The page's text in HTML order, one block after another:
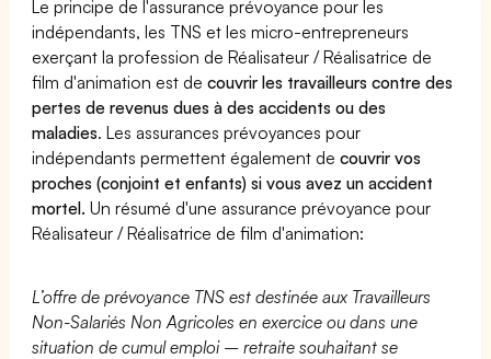
Le principe de l'assurance prévoyance pour les
indépendants, les TNS et les micro-entrepreneurs
exerçant la profession de Réalisateur / Réalisatrice de
film d'animation est decouvrir les travailleurs contre des
pertes de revenus dues à des accidents ou des
maladies. Les assurances prévoyances pour
indépendants permettent également decouvrir vos
proches (conjoint et enfants) si vous avez un accident
mortel. Un résumé d'une assurance prévoyance pour
Réalisateur / Réalisatrice de film d'animation:
L’offre de prévoyance TNS est destinée aux Travailleurs
Non-Salariés Non Agricoles en exercice ou dans une
situation de cumul emploi – retraite souhaitant se